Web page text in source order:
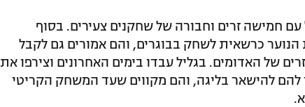
עם חמישה זרים וחבורה של שחקנים צעירים. בסוף
כרשאית לשחק בבוגרים, והם אמורים גם לקבל
של האדומים. בגליל עבדו בימים האחרונים וצירפו את
להם להישאר בליגה, והם מקווים שעד המשחק הקריטי